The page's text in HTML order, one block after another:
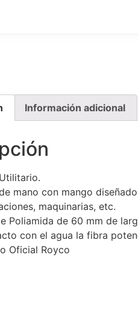
Información adicional
mano con mango
maquinarias, etc.
Poliamida de 60 mm de
con el agua la fibra
Oficial Royco